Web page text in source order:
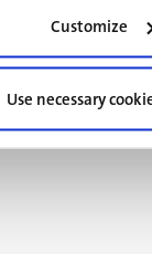
Customize
Use necessary